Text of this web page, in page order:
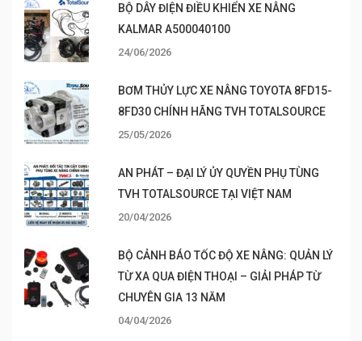
BỘ DÂY ĐIỆN ĐIỀU KHIỂN XE NÂNG
KALMAR A500040100
24/06/2026
BƠM THỦY LỰC XE NÂNG TOYOTA 8FD15-
8FD30 CHÍNH HÃNG TVH TOTALSOURCE
25/05/2026
AN PHÁT – ĐẠI LÝ ỦY QUYỀN PHỤ TÙNG
TVH TOTALSOURCE TẠI VIỆT NAM
20/04/2026
BỘ CẢNH BÁO TỐC ĐỘ XE NÂNG: QUẢN LÝ
TỪ XA QUA ĐIỆN THOẠI – GIẢI PHÁP TỪ
CHUYÊN GIA 13 NĂM
04/04/2026